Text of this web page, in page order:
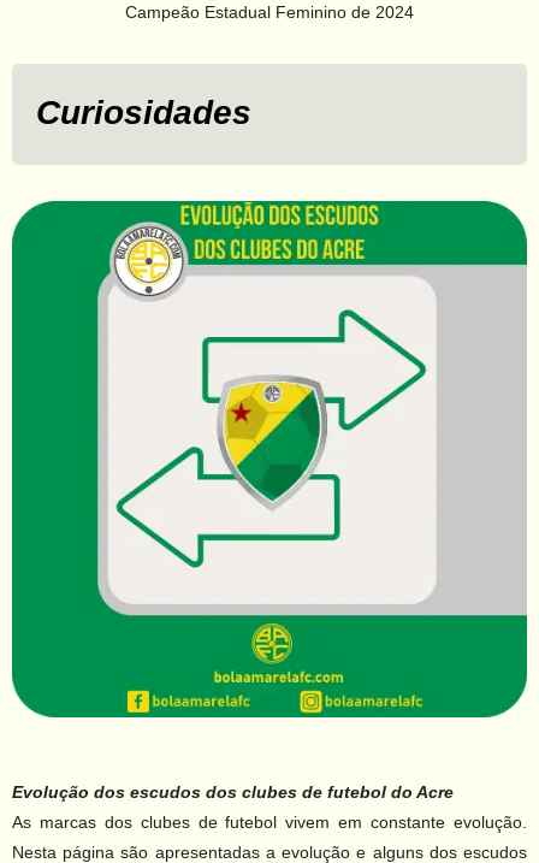
Campeão Estadual Feminino de 2024
Curiosidades
Evolução dos escudos dos clubes de futebol do Acre
As marcas dos clubes de futebol vivem em constante evolução.
Nesta página são apresentadas a evolução e alguns dos escudos